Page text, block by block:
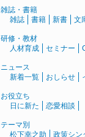
雑誌・書籍
雑誌
書籍 新書 文
研修・教材
人材育成
セミナー
ニュース
新着一覧
おしらせ
お役立ち
日に新た
恋愛相談
テーマ別
松下幸之助
政策シン